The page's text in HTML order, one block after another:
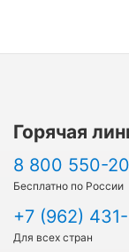
Горячая
8 800 550-
Бесплатно по России
+7 (962)
Для всех стран